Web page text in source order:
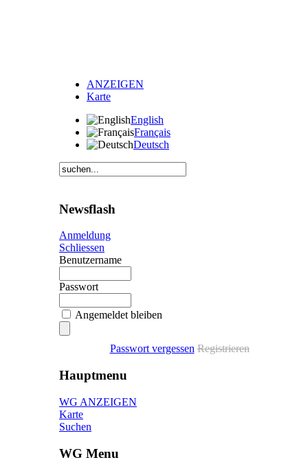
ANZEIGEN
Karte
English
Français
Deutsch
Newsflash
Anmeldung
Schliessen
Benutzername
Passwort
Angemeldet bleiben
Passwort vergessen Registrieren
Hauptmenu
WG ANZEIGEN
Karte
Suchen
WG Menu